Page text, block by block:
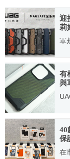
迎
莉
像
軍
2023.09.14
有
與
2023.10.17
40
保
力！
在